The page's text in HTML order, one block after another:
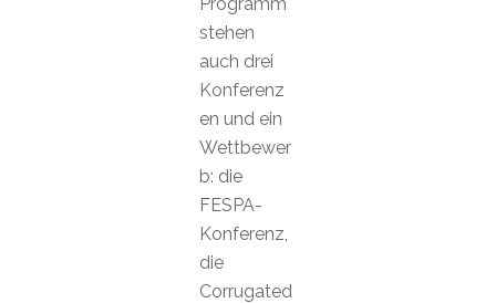
stehen
auch drei
Konferenz
en und ein
Wettbewer
b: die
FESPA-
Konferenz,
die
Corrugated